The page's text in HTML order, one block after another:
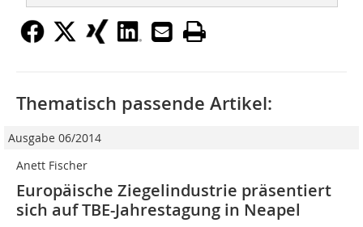
Thematisch passende Artikel:
Ausgabe 06/2014
Anett Fischer
Europäische Ziegelindustrie präsentiert
sich auf TBE-Jahrestagung in Neapel